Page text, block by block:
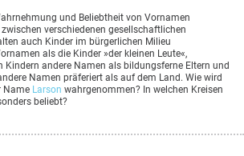
und Beliebtheit von Vornamen
verschiedenen gesellschaftlichen
auch Kinder im bürgerlichen Milieu
als die Kinder »der kleinen Leute«,
Kindern andere Namen als bildungsferne Eltern und
Namen präferiert als auf dem Land. Wie wird
Name Larson wahrgenommen? In welchen Kreisen
beliebt?